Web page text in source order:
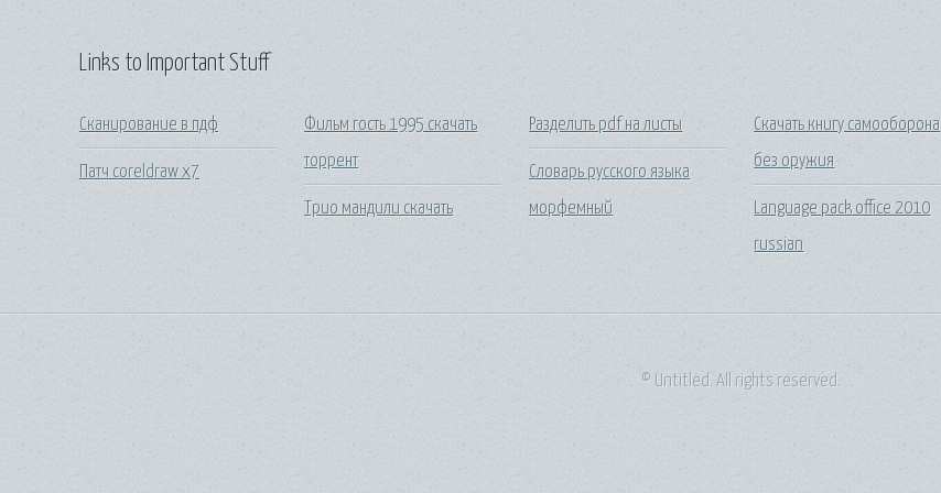
Links to Important Stuff
Сканирование в пдф
Патч coreldraw x7
Фильм гость 1995 скачать
торрент
Трио мандили скачать
Разделить pdf на листы
Словарь русского языка
морфемный
Скачать книгу самооборона
без оружия
Language pack office 2010
russian
© Untitled. All rights reserved.